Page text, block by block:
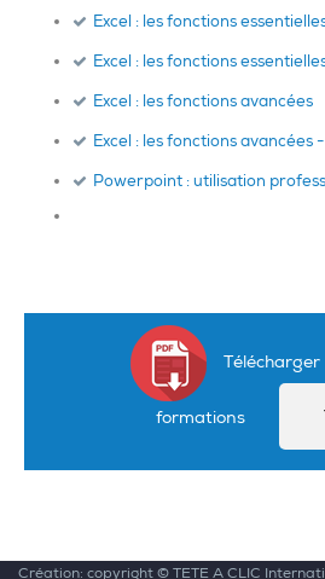
Excel : les fonctions
Excel : les fonctions
Excel : les fonctions avancées
Excel : les fonctions avancées
Powerpoint : utilisation
formations
Création: copyright ©TETE A CLIC